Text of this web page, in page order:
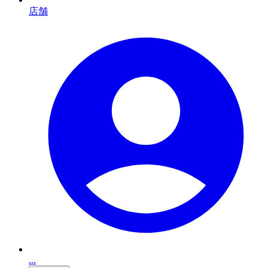
店舗
...